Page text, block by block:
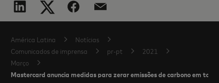
América Latina
Notícias
Comunicados de imprensa
pr-pt
2021
Março
Mastercard anuncia medidas para zerar emissões de carbono em